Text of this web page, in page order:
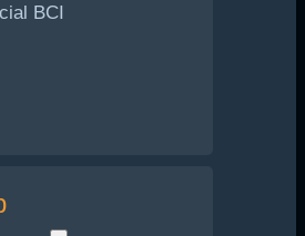
BCI